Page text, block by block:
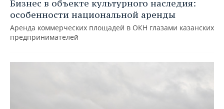
Бизнес в объекте культурного наследия:
особенности национальной аренды
Аренда коммерческих площадей в ОКН глазами казанских
предпринимателей